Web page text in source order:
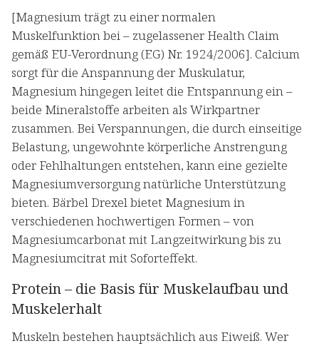
[Magnesium trägt zu einer normalen
Muskelfunktion bei – zugelassener Health Claim
gemäß EU-Verordnung (EG) Nr. 1924/2006]. Calcium
sorgt für die Anspannung der Muskulatur,
Magnesium hingegen leitet die Entspannung ein –
beide Mineralstoffe arbeiten als Wirkpartner
zusammen. Bei Verspannungen, die durch einseitige
Belastung, ungewohnte körperliche Anstrengung
oder Fehlhaltungen entstehen, kann eine gezielte
Magnesiumversorgung natürliche Unterstützung
bieten. Bärbel Drexel bietet Magnesium in
verschiedenen hochwertigen Formen – von
Magnesiumcarbonat mit Langzeitwirkung bis zu
Magnesiumcitrat mit Soforteffekt.
Protein – die Basis für Muskelaufbau und
Muskelerhalt
Muskeln bestehen hauptsächlich aus Eiweiß. Wer